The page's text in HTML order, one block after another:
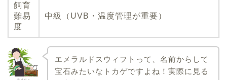
飼育
難易
度
中級（UVB・温度管理が重要）
エメラルドスウィフトって、名前からして
宝石みたいなトカゲですよね！実際に見る